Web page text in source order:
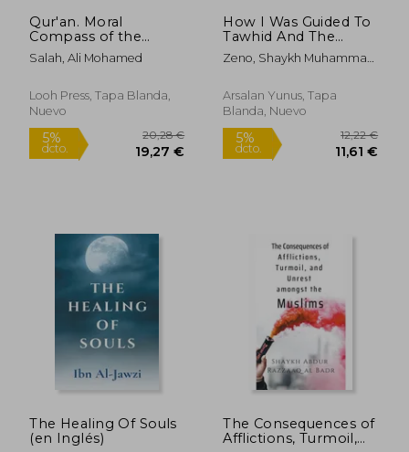
5%
dcto.
51,39 € 5%
dcto.
Qur'an. Moral
Compass of the
Believer (en Inglés)
Salah, Ali Mohamed
Looh Press, Tapa Blanda,
Nuevo
How I Was Guided To
Tawhid And The
Straight Path (en
Inglés)
Zeno, Shaykh Muhammad
Arsalan Yunus, Tapa
Blanda, Nuevo
The Healing Of Souls
(en Inglés)
The Consequences of
Afflictions, Turmoil,